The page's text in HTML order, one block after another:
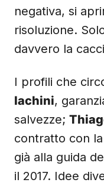
negativa, si
risoluzione.
davvero la
I profili che
Iachini,
salvezze;
contratto con la
già alla guida
il 2017. Idee